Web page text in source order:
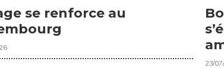
se renforce au
23/